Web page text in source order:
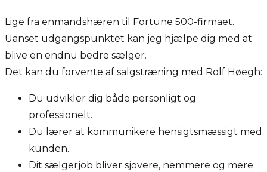
Lige fra enmandshæren til Fortune 500-firmaet.
Uanset udgangspunktet kan jeg hjælpe dig med at
blive en endnu bedre sælger.
Det kan du forvente af salgstræning med Rolf Høegh:
Du udvikler dig både personligt og
professionelt.
Du lærer at kommunikere hensigtsmæssigt med
kunden.
Dit sælgerjob bliver sjovere, nemmere og mere